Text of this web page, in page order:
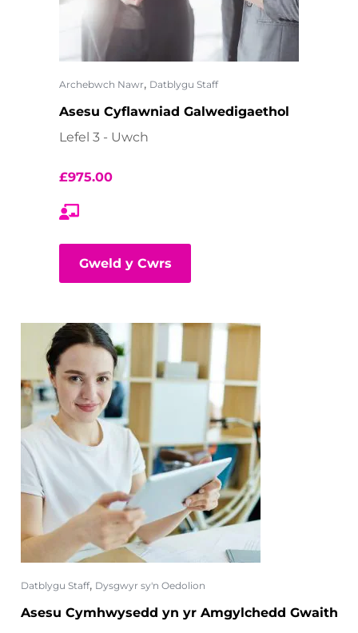
Archebwch Nawr, Datblygu Staff
Asesu Cyflawniad Galwedigaethol
Lefel 3 - Uwch
£975.00
Gweld y Cwrs
Datblygu Staff, Dysgwyr sy'n Oedolion
Asesu Cymhwysedd yn yr Amgylchedd Gwaith